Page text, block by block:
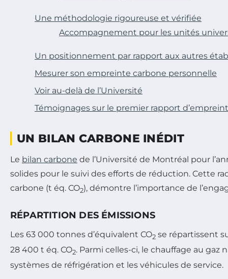
Une méthodologie rigoureuse et vérifiée
Accompagnement pour les unités
Un positionnement par rapport aux autres
Mesurer son empreinte carbone personnelle
Voir au-delà de l’Université
Témoignages sur le premier rapport
UN BILAN CARBONE INÉDIT
Le bilan carbone de l’Université de Montréal pour
solides pour le suivi des efforts de réduction. Cette
carbone (t éq. CO2), démontre l’importance de
RÉPARTITION DES ÉMISSIONS
Les 63 000 tonnes d’équivalent CO2 se répartissent
28 400 t éq. CO2. Parmi celles-ci, le chauffage au
systèmes de réfrigération et les véhicules de service.